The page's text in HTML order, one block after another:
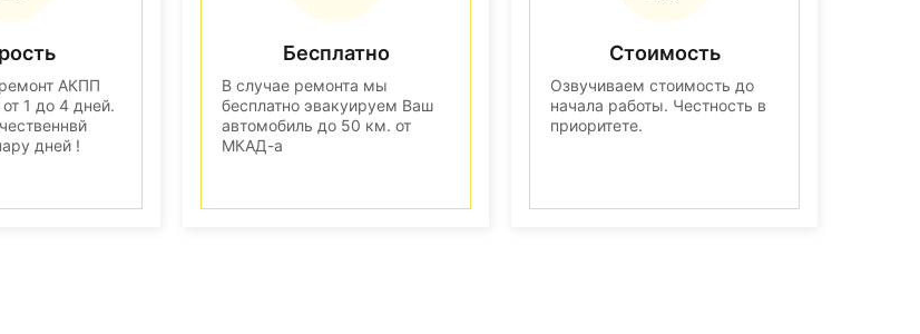
АКПП
1 до 4 дней.
дней !
Бесплатно
В случае ремонта мы
бесплатно эвакуируем Ваш
автомобиль до 50 км. от
МКАД-а
Стоимость
Озвучиваем стоимость до
начала работы. Честность в
приоритете.